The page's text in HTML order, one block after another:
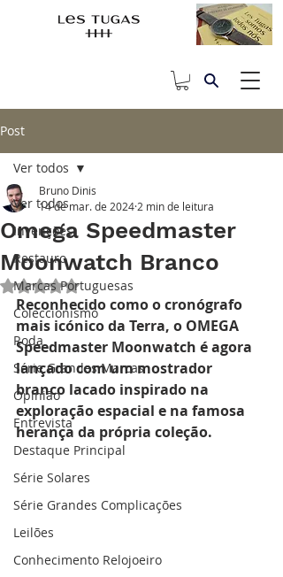
Post
Ver todos
Invenções
Restauro
Marcas Portuguesas
Coleccionismo
Roda
Série Grandes Marcas
Opinião
Entrevista
Destaque Principal
Série Solares
Série Grandes Complicações
Leilões
Conhecimento Relojoeiro
Ver todos
Omega Speedmaster
Moonwatch Branco
Bruno Dinis
14 de mar. de 2024 2 min de leitura
Avaliado com NaN de 5 estrelas.
Reconhecido como o cronógrafo
mais icónico da Terra, o OMEGA
Speedmaster Moonwatch é agora
lançado com um mostrador
branco lacado inspirado na
exploração espacial e na famosa
herança da própria coleção.